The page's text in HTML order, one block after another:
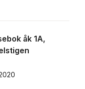
åk 1A,